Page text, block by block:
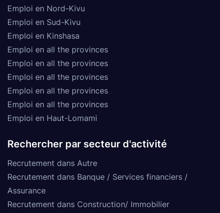
Emploi en Nord-Kivu
Emploi en Sud-Kivu
Emploi en Kinshasa
Emploi en all the provinces
Emploi en all the provinces
Emploi en all the provinces
Emploi en all the provinces
Emploi en all the provinces
Emploi en Haut-Lomami
Rechercher par secteur d'activité
Recrutement dans Autre
Recrutement dans Banque / Services financiers /
Assurance
Recrutement dans Construction/ Immobilier